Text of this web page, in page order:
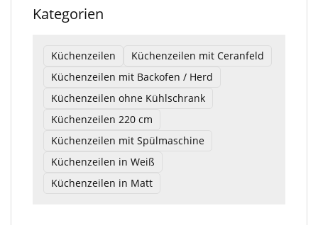
Kategorien
Küchenzeilen
Küchenzeilen mit Ceranfeld
Küchenzeilen mit Backofen / Herd
Küchenzeilen ohne Kühlschrank
Küchenzeilen 220 cm
Küchenzeilen mit Spülmaschine
Küchenzeilen in Weiß
Küchenzeilen in Matt